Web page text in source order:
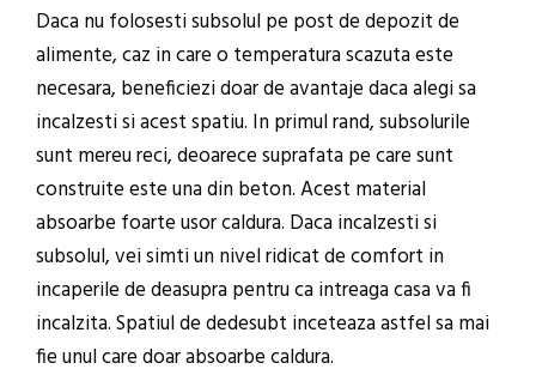
Daca nu folosesti subsolul pe post de depozit de
alimente, caz in care o temperatura scazuta este
necesara, beneficiezi doar de avantaje daca alegi sa
incalzesti si acest spatiu. In primul rand, subsolurile
sunt mereu reci, deoarece suprafata pe care sunt
construite este una din beton. Acest material
absoarbe foarte usor caldura. Daca incalzesti si
subsolul, vei simti un nivel ridicat de comfort in
incaperile de deasupra pentru ca intreaga casa va fi
incalzita. Spatiul de dedesubt inceteaza astfel sa mai
fie unul care doar absoarbe caldura.